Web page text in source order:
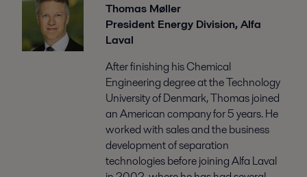
Thomas Møller
President Energy Division, Alfa
Laval
After finishing his Chemical
Engineering degree at the Technology
University of Denmark, Thomas joined
an American company for 5 years. He
worked with sales and the business
development of separation
technologies before joining Alfa Laval